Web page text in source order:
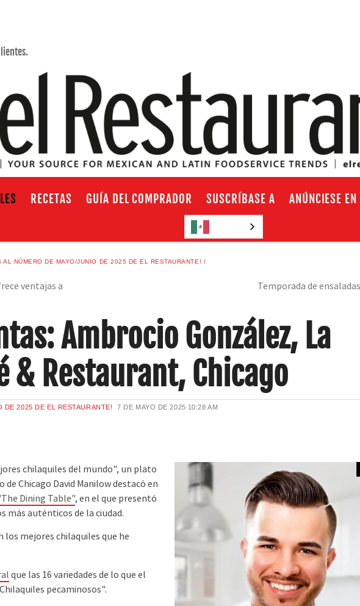
RECETAS GUÍA DEL COMPRADOR SUSCRÍBASE A ANÚNCIESE EN
AL NÚMERO DE MAYO/JUNIO DE 2025 DE EL RESTAURANTE!
ventajas a
Temporada de ensaladas
Ambrocio González, La
& Restaurant, Chicago
DE 2025 DE EL RESTAURANTE! 7 DE MAYO DE 2025 10:28 AM
chilaquiles del mundo", un plato
Chicago David Manilow destacó en
Dining Table", en el que presentó
más auténticos de la ciudad.
mejores chilaquiles que he
que las 16 variedades de lo que el
pecaminosos".